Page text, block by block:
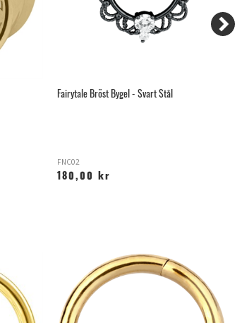
Fairytale Bröst Bygel - Svart Stål
FNC02
180,00 kr